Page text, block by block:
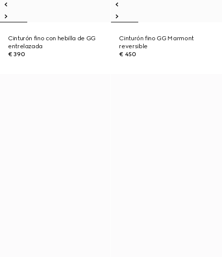
Cinturón fino con hebilla de GG
entrelazada
€ 390
Cinturón fino GG Marmont
reversible
€ 450